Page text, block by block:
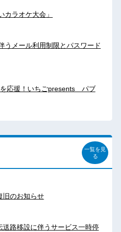
カラオケ大会」
うメール利用制限とパスワード
応援！いちごpresents パブ
一覧を見
る
旧のお知らせ
路移設に伴うサービス一時停